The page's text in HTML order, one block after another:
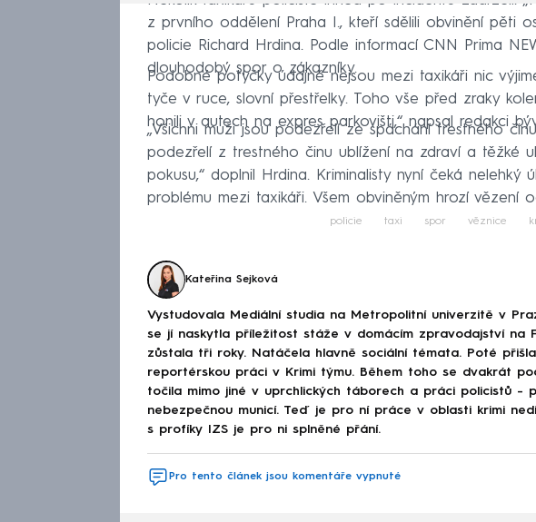
z prvního oddělení Praha I., kteří sdělili obvinění pěti
policie Richard Hrdina. Podle informací CNN Prima
dlouhodobý spor o zákazníky.
Podobné potyčky údajně nejsou mezi taxikáři nic
tyče v ruce, slovní přestřelky. Toho vše před zraky
honili v autech na expres parkovišti,“ napsal redakci
„Všichni muži jsou podezřelí ze spáchání trestného
podezřelí z trestného činu ublížení na zdraví a těžké
pokusu,“ doplnil Hrdina. Kriminalisty nyní čeká nelehký
problému mezi taxikáři. Všem obviněným hrozí vězení
policie taxi spor věznice
Kateřina Sejková
Vystudovala Mediální studia na Metropolitní univerzitě v
se jí naskytla příležitost stáže v domácím zpravodajství na
zůstala tři roky. Natáčela hlavně sociální témata. Poté
reportérskou práci v Krimi týmu. Během toho se dvakrát
točila mimo jiné v uprchlických táborech a práci policistů -
nebezpečnou municí. Teď je pro ní práce v oblasti krimi
s profíky IZS je pro ni splněné přání.
Pro tento článek jsou komentáře vypnuté